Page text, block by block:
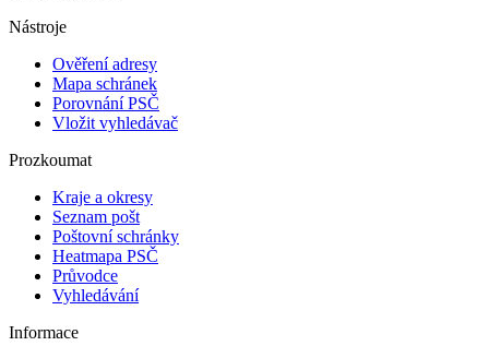
Nástroje
Ověření adresy
Mapa schránek
Porovnání PSČ
Vložit vyhledávač
Prozkoumat
Kraje a okresy
Seznam pošt
Poštovní schránky
Heatmapa PSČ
Průvodce
Vyhledávání
Informace